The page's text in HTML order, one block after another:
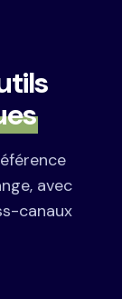
avec
canaux